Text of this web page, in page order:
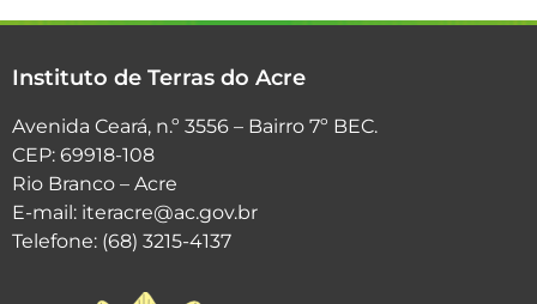
Instituto de Terras do Acre
Avenida Ceará, n.º 3556 – Bairro 7º BEC.
CEP: 69918-108
Rio Branco – Acre
E-mail: iteracre@ac.gov.br
Telefone: (68) 3215-4137